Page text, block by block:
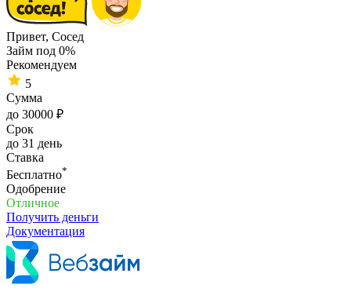
Привет, Сосед
Займ под 0%
Рекомендуем
5
Сумма
до 30000 ₽
Срок
до 31 день
Ставка
Бесплатно*
Одобрение
Отличное
Получить деньги
Документация